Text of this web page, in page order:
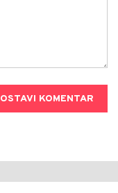
OSTAVI KOMENTAR